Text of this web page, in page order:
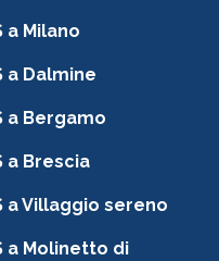
a Milano
a Dalmine
a Bergamo
a Brescia
a Villaggio sereno
a Molinetto di